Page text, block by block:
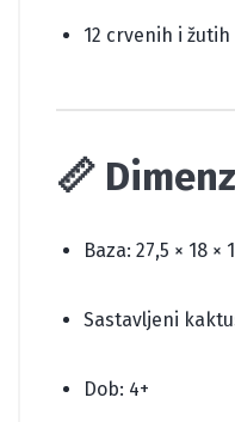
12 crvenih i
📏
Baza: 27,5 × 18 ×
Sastavljeni
Dob: 4+